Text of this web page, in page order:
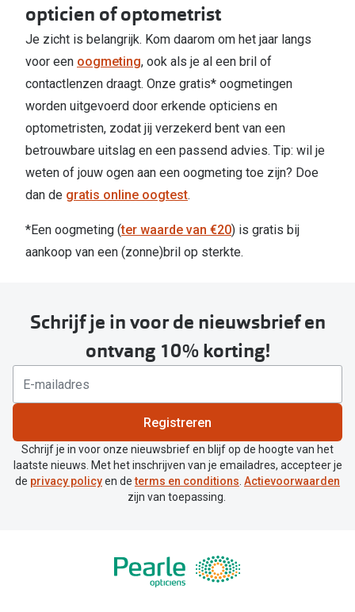
opticien of optometrist
Je zicht is belangrijk. Kom daarom om het jaar langs
voor een oogmeting, ook als je al een bril of
contactlenzen draagt. Onze gratis* oogmetingen
worden uitgevoerd door erkende opticiens en
optometristen, zodat jij verzekerd bent van een
betrouwbare uitslag en een passend advies. Tip: wil je
weten of jouw ogen aan een oogmeting toe zijn? Doe
dan de gratis online oogtest.
*Een oogmeting (ter waarde van €20) is gratis bij
aankoop van een (zonne)bril op sterkte.
Schrijf je in voor de nieuwsbrief en
ontvang 10% korting!
Registreren
Schrijf je in voor onze nieuwsbrief en blijf op de hoogte van het
laatste nieuws. Met het inschrijven van je emailadres, accepteer je
de privacy policyen determs en conditions. Actievoorwaarden
zijn van toepassing.